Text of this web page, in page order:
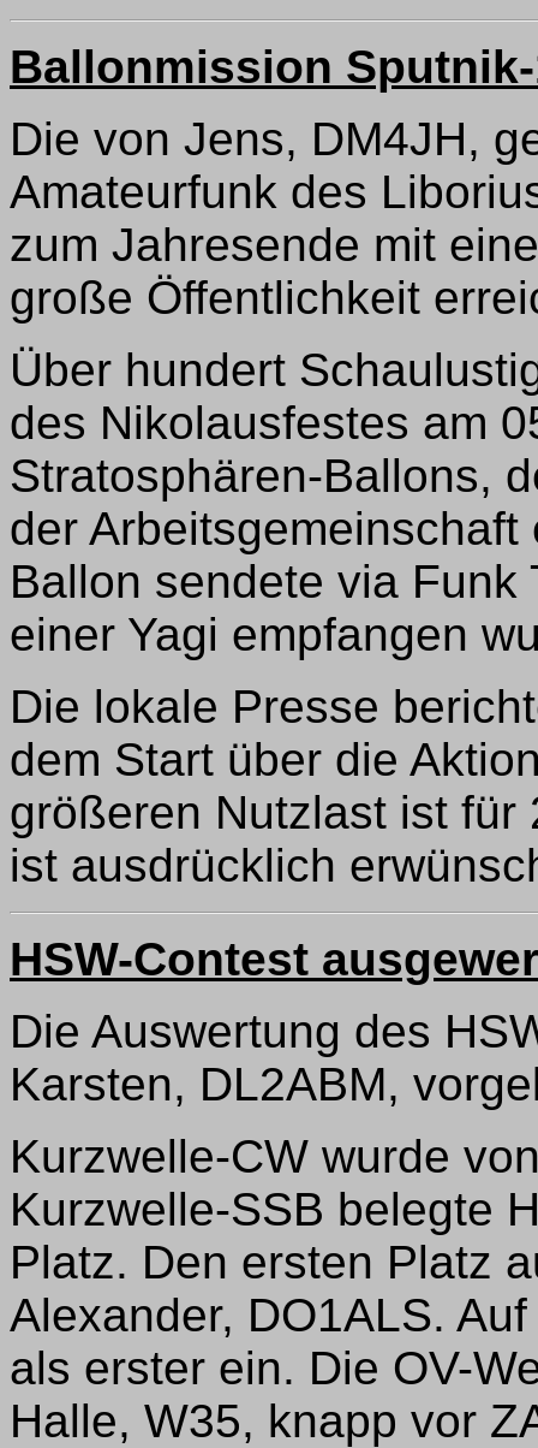
Ballonmission
Die von Jens, DM4JH,
Amateurfunk des
zum Jahresende mit
große Öffentlichkeit
Über hundert
des Nikolausfestes am
Stratosphären-Ballons,
der
Ballon sendete via Funk
einer Yagi empfangen
Die lokale Presse
dem Start über die
größeren Nutzlast ist für
ist ausdrücklich
HSW-Contest
Die Auswertung des
Karsten, DL2ABM,
Kurzwelle-CW wurde
Kurzwelle-SSB belegte
Platz. Den ersten Platz
Alexander, DO1ALS.
als erster ein. Die OV-
Halle, W35, knapp vor